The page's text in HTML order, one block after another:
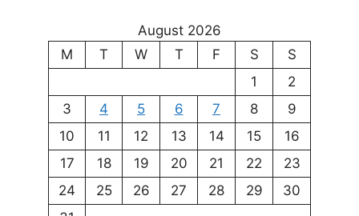
August 2026
M
T W T F S
S
1
2
3
4 5 6 7 8
9
10
11 12 13 14 15
16
17
18 19 20 21 22
23
24
25 26 27 28 29
30